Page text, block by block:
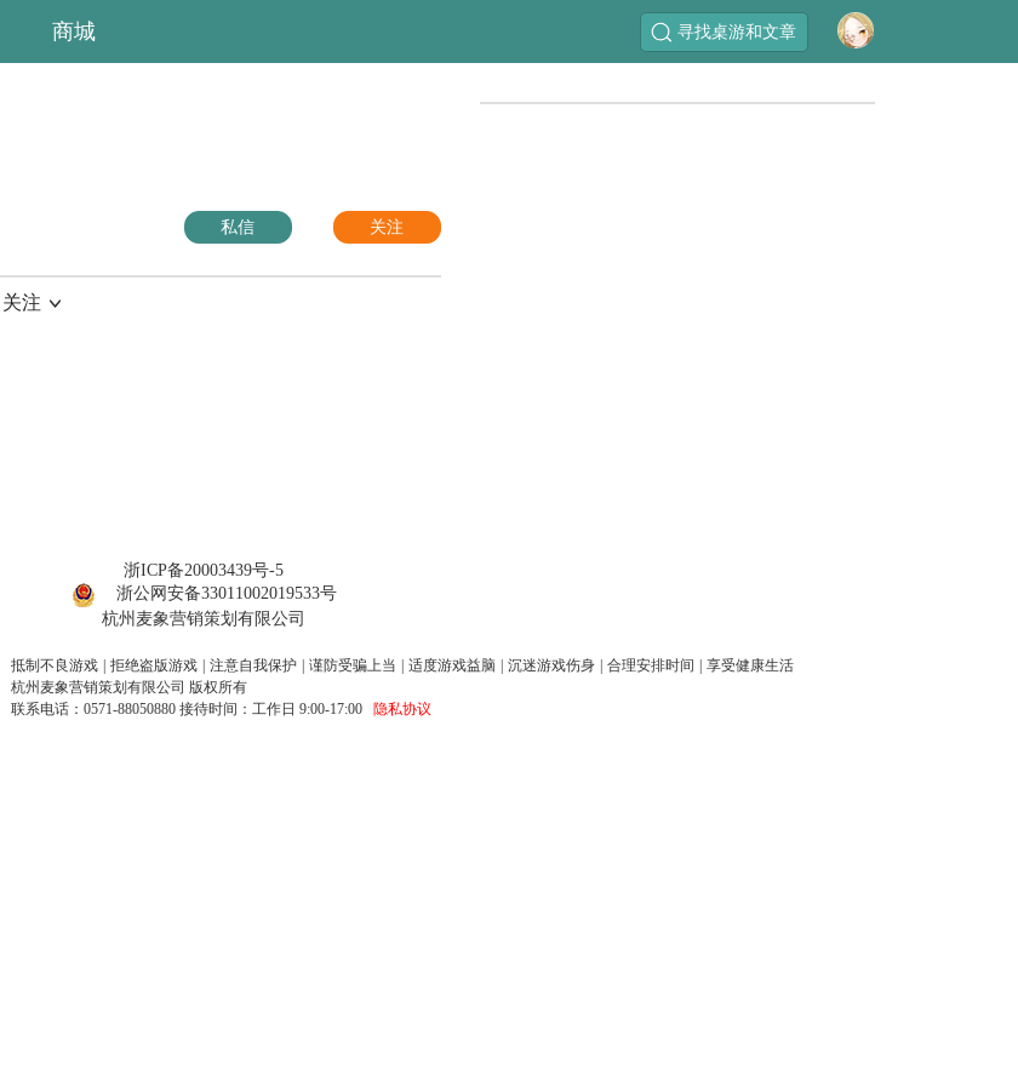
商城 寻找桌游和文章
私信 关注
关注
浙ICP备20003439号-5
浙公网安备33011002019533号
杭州麦象营销策划有限公司
抵制不良游戏 拒绝盗版游戏 注意自我保护 谨防受骗上当 适度游戏益脑 沉迷游戏伤身 合理安排时间
享受健康生活
杭州麦象营销策划有限公司 版权所有
联系电话：0571-88050880 接待时间：工作日 9:00-17:00
隐私协议